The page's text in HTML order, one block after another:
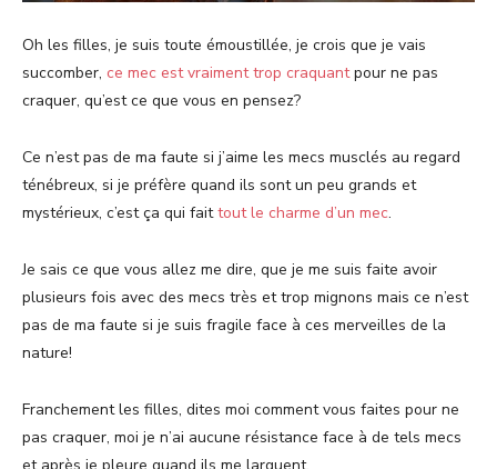
Oh les filles, je suis toute émoustillée, je crois que je vais
succomber, ce mec est vraiment trop craquantpour ne pas
craquer, qu’est ce que vous en pensez?
Ce n’est pas de ma faute si j’aime les mecs musclés au regard
ténébreux, si je préfère quand ils sont un peu grands et
mystérieux, c’est ça qui faittout le charme d’un mec.
Je sais ce que vous allez me dire, que je me suis faite avoir
plusieurs fois avec des mecs très et trop mignons mais ce n’est
pas de ma faute si je suis fragile face à ces merveilles de la
nature!
Franchement les filles, dites moi comment vous faites pour ne
pas craquer, moi je n’ai aucune résistance face à de tels mecs